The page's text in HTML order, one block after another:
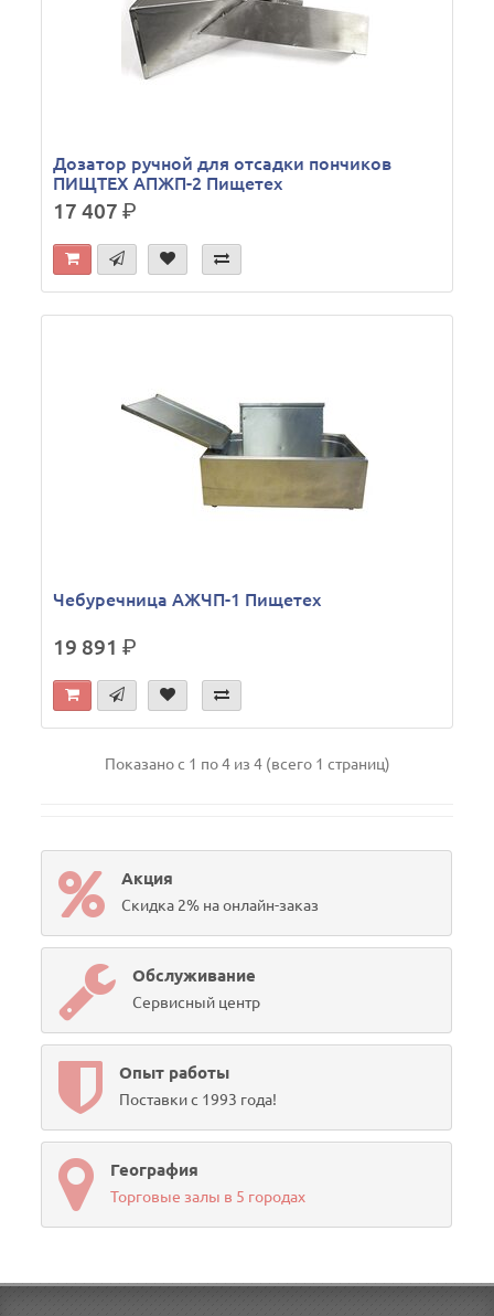
Дозатор ручной для отсадки пончиков
ПИЩТЕХ АПЖП-2 Пищетех
17 407р.
Чебуречница АЖЧП-1 Пищетех
19 891р.
Показано с 1 по 4 из 4 (всего 1 страниц)
Акция
Скидка 2% на онлайн-заказ
Обслуживание
Сервисный центр
Опыт работы
Поставки с 1993 года!
География
Торговые залы в 5 городах